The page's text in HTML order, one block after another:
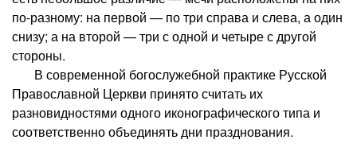
по-разному: на первой — по три справа и слева, а один
снизу; а на второй — три с одной и четыре с другой
стороны.
В современной богослужебной практике Русской
Православной Церкви принято считать их
разновидностями одного иконографического типа и
соответственно объединять дни празднования.